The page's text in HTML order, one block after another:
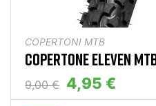
COPERTONI MTB
COPERTONE ELEVEN
9,00 € 4,95 €